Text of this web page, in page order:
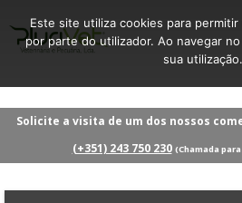
Solicite a visita de um dos nossos
(+351) 243 750 230 (Chamada
Este site utiliza cookies para
por parte do utilizador. Ao navegar
sua utilização.